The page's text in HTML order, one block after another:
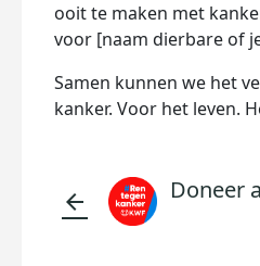
ooit te maken met
voor [naam dierbare of
Samen kunnen we het
kanker. Voor het leven.
arrow_back Doneer